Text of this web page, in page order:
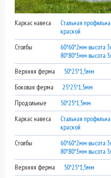
Каркас навеса
Стальная
краской
Столбы
60*60*2мм высота
80*80*3мм высота
Верхняя ферма
50*25*1,5мм
Боковая ферма
25*25*1,5мм
Продольные
50*25*1,5мм
Каркас навеса
Стальная
краской
Столбы
60*60*2мм высота
80*80*3мм высота
Верхняя ферма
50*25*1,5мм